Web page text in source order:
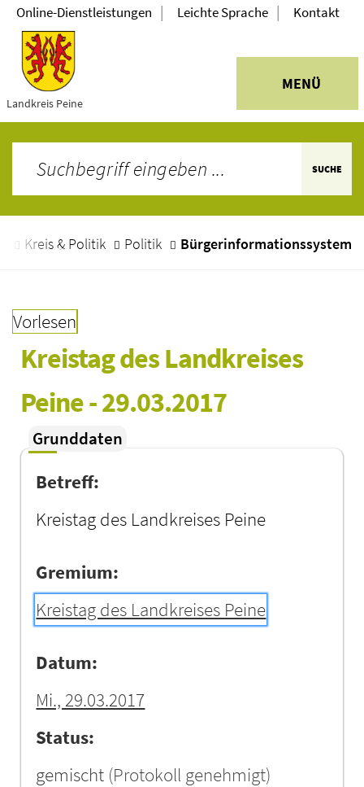
Landkreis Peine
MENÜ
Online-Dienstleistungen | Leichte Sprache | Kontakt
SUCHE
Kreis & Politik Politik Bürgerinformationssystem
Vorlesen
Kreistag des Landkreises
Peine - 29.03.2017
Grunddaten
Betreff:
Kreistag des Landkreises Peine
Gremium:
Kreistag des Landkreises Peine
Datum:
Mi., 29.03.2017
Status:
gemischt (Protokoll genehmigt)